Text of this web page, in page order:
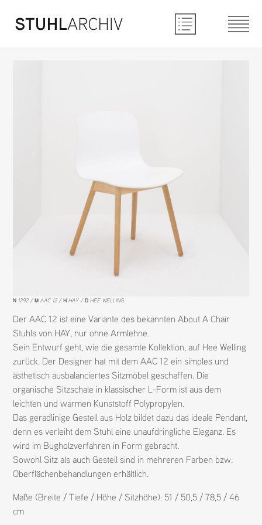
N 1292 M AAC 12 H HAY D HEE WELLING
Der AAC 12 ist eine Variante des bekannten About A Chair
Stuhls von HAY, nur ohne Armlehne.
Sein Entwurf geht, wie die gesamte Kollektion, auf Hee Welling
zurück. Der Designer hat mit dem AAC 12 ein simples und
ästhetisch ausbalanciertes Sitzmöbel geschaffen. Die
organische Sitzschale in klassischer L-Form ist aus dem
leichten und warmen Kunststoff Polypropylen.
Das geradlinige Gestell aus Holz bildet dazu das ideale Pendant,
denn es verleiht dem Stuhl eine unaufdringliche Eleganz. Es
wird im Bugholzverfahren in Form gebracht.
Sowohl Sitz als auch Gestell sind in mehreren Farben bzw.
Oberflächenbehandlungen erhältlich.
Maße (Breite / Tiefe / Höhe / Sitzhöhe): 51 / 50,5 / 78,5 / 46
cm